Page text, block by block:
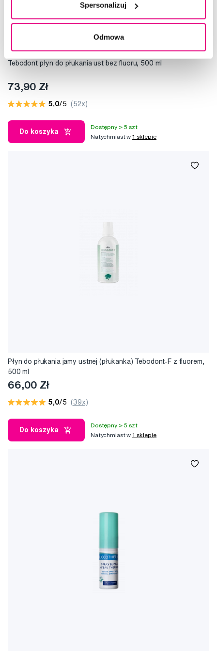
Spersonalizuj
Odmowa
Tebodont płyn do płukania ust bez fluoru, 500 ml
73,90 Zł
5,0/5 (52x)
Do koszyka
Dostępny > 5 szt
Natychmiast w1 sklepie
Płyn do płukania jamy ustnej (płukanka) Tebodont-F z fluorem,
500 ml
66,00 Zł
5,0/5 (39x)
Do koszyka
Dostępny > 5 szt
Natychmiast w1 sklepie